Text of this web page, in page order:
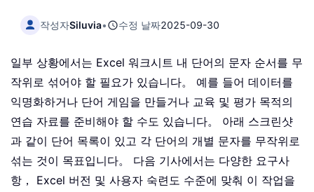
작성자Siluvia• 수정 날짜2025-09-30
일부 상황에서는 Excel 워크시트 내 단어의 문자 순서를 무
작위로 섞어야 할 필요가 있습니다。 예를 들어 데이터를
익명화하거나 단어 게임을 만들거나 교육 및 평가 목적의
연습 자료를 준비해야 할 수도 있습니다。 아래 스크린샷
과 같이 단어 목록이 있고 각 단어의 개별 문자를 무작위로
섞는 것이 목표입니다。 다음 기사에서는 다양한 요구사
항， Excel 버전 및 사용자 숙련도 수준에 맞춰 이 작업을